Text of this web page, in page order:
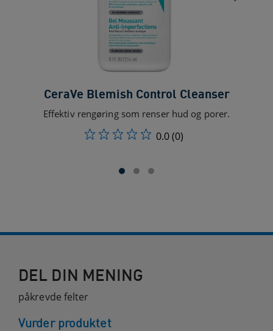
CeraVe Blemish Control Cleanser
Effektiv rengøring som renser hud og porer.
0.0(0)
DEL DIN MENING
påkrevde felter
Vurder produktet